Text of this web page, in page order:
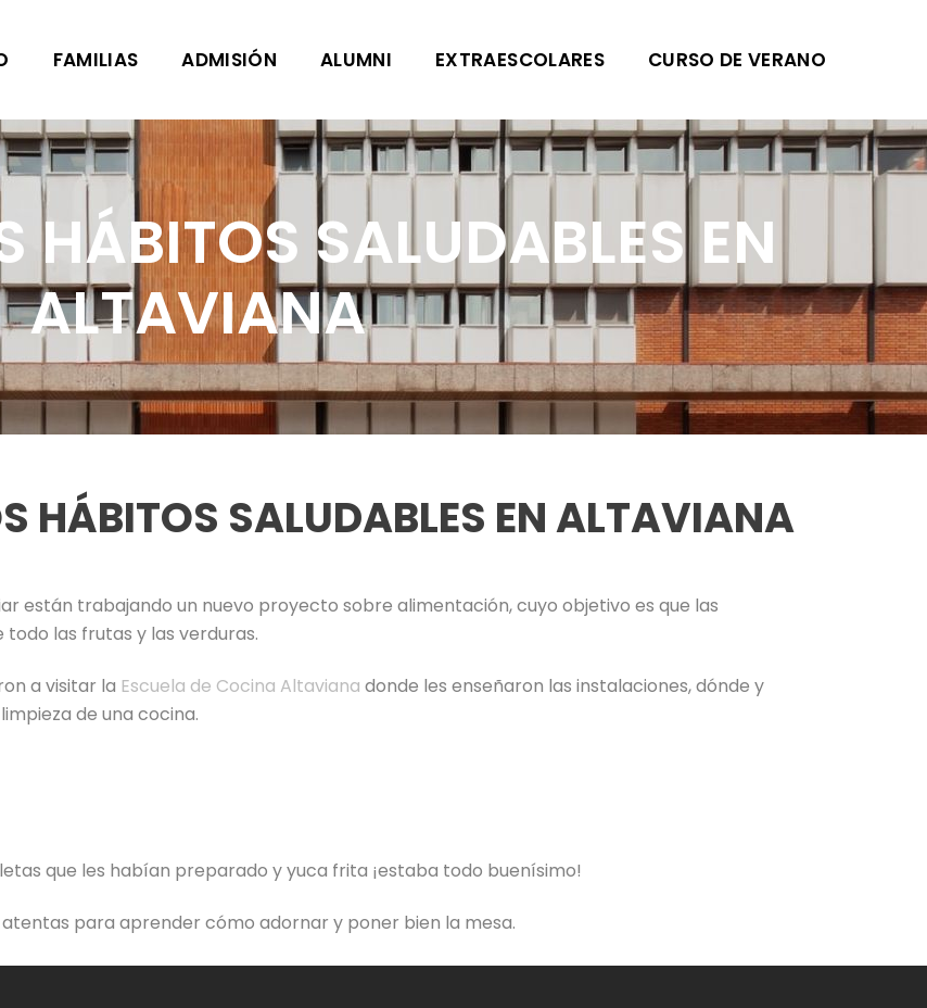
FAMILIAS ADMISIÓN ALUMNI EXTRAESCOLARES CURSO DE VERANO
HÁBITOS SALUDABLES EN
ALTAVIANA
HÁBITOS SALUDABLES EN ALTAVIANA
están trabajando un nuevo proyecto sobre alimentación, cuyo objetivo es que las
las frutas y las verduras.
a visitar la Escuela de Cocina Altaviana donde les enseñaron las instalaciones, dónde y
de una cocina.
que les habían preparado y yuca frita ¡estaba todo buenísimo!
para aprender cómo adornar y poner bien la mesa.